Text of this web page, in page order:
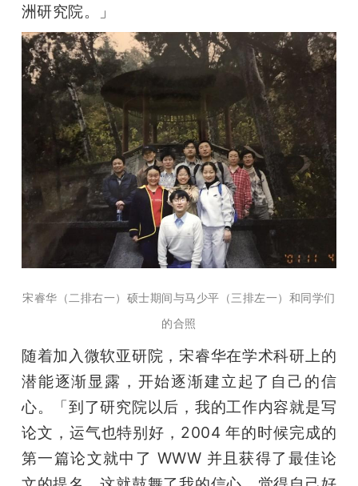
洲研究院。」
宋睿华（二排右一）硕士期间与马少平（三排左一）和同学们
的合照
随着加入微软亚研院，宋睿华在学术科研上的
潜能逐渐显露，开始逐渐建立起了自己的信
心。「到了研究院以后，我的工作内容就是写
论文，运气也特别好，2004 年的时候完成的
第一篇论文就中了 WWW 并且获得了最佳论